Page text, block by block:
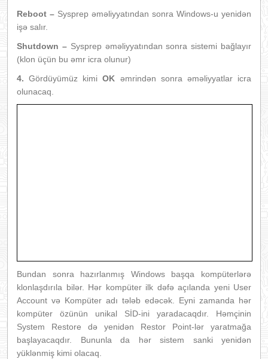
Reboot – Sysprep əməliyyatından sonra Windows-u yenidən
işə salır.
Shutdown – Sysprep əməliyyatından sonra sistemi bağlayır
(klon üçün bu əmr icra olunur)
4.Gördüyümüz kimiOK əmrindən sonra əməliyyatlar icra
olunacaq.
Bundan sonra hazırlanmış Windows başqa kompüterlərə
klonlaşdırıla bilər. Hər kompüter ilk dəfə açılanda yeni User
Account və Kompüter adı tələb edəcək. Eyni zamanda hər
kompüter özünün unikal SİD-ini yaradacaqdır. Həmçinin
System Restore də yenidən Restor Point-lər yaratmağa
başlayacaqdır. Bununla da hər sistem sanki yenidən
yüklənmiş kimi olacaq.